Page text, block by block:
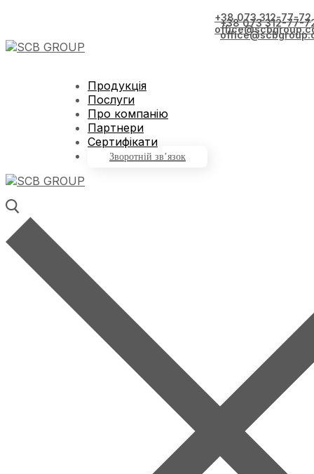
+38 073 312-77-
Продукція
Послуги
Про компанію
Партнери
Сертифікати
Зворотній зв’язок
+38 073 312-77-72